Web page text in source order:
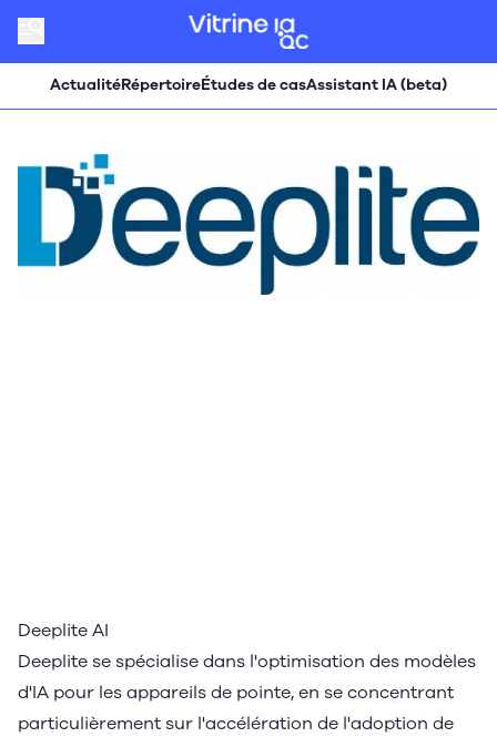
ActualitéRépertoireÉtudes de casAssistant IA (beta)
Deeplite AI
Deeplite se spécialise dans l'optimisation des modèles
d'IA pour les appareils de pointe, en se concentrant
particulièrement sur l'accélération de l'adoption de